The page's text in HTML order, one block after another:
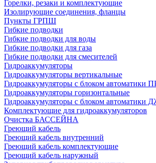
Горелки, резаки и комплектующие
Изолирующие соединения, фланцы
Пункты ГРПШ
Гибкие подводки
Гибкие подводки для воды
Гибкие подводки для газа
Гибкие подводки для смесителей
Гидроаккумуляторы
Гидроаккумуляторы вертикальные
Гидроаккумуляторы с блоком автоматики
Гидроаккумуляторы горизонтальные
Гидроаккумуляторы с блоком
Комплектующие для гидроаккумуляторов
Очистка БАССЕЙНА
Греющий кабель
Греющий кабель внутренний
Греющий кабель комплектующие
Греющий кабель наружный